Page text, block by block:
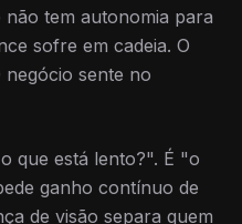
não tem autonomia para
sofre em cadeia. O
negócio sente no
que está lento?". É "o
ganho contínuo de
de visão separa quem